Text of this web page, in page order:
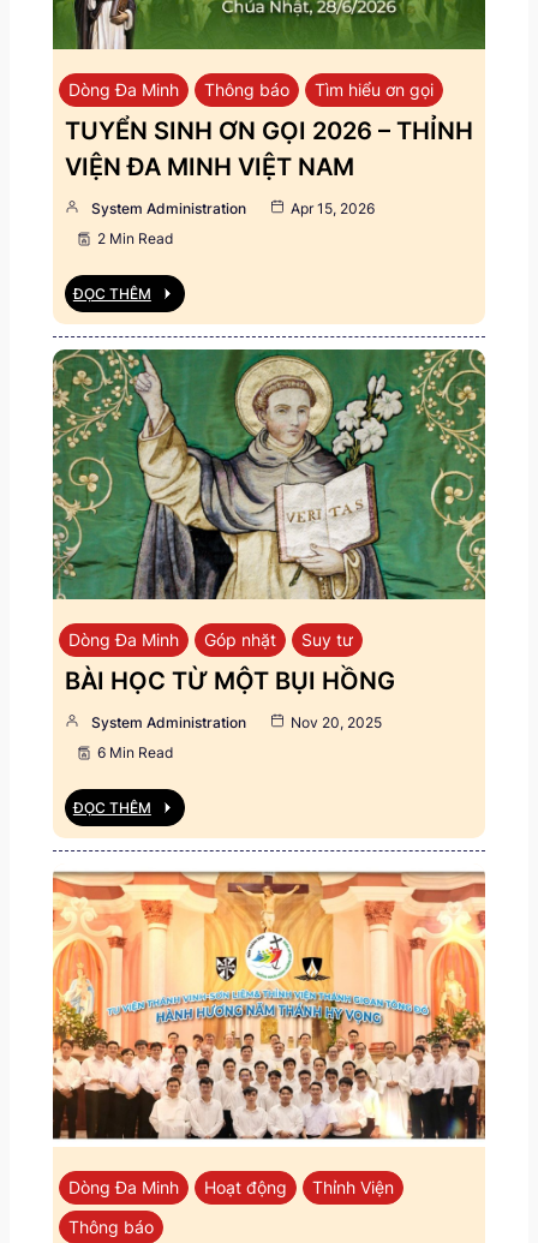
Dòng Đa Minh Thông báo Tìm hiểu ơn gọi
TUYỂN SINH ƠN GỌI 2026 – THỈNH
VIỆN ĐA MINH VIỆT NAM
System Administration
Apr 15, 2026
2 Min Read
ĐỌC THÊM
Dòng Đa Minh Góp nhặt Suy tư
BÀI HỌC TỪ MỘT BỤI HỒNG
System Administration
Nov 20, 2025
6 Min Read
ĐỌC THÊM
Dòng Đa Minh Hoạt động
Thỉnh Viện
Thông báo